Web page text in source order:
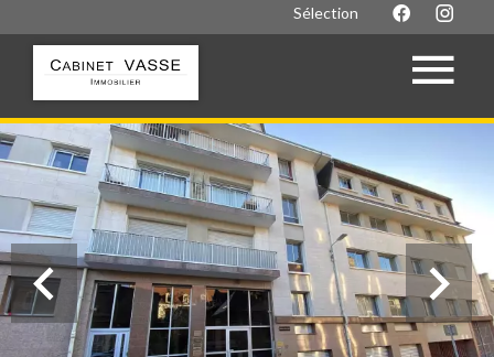
Sélection